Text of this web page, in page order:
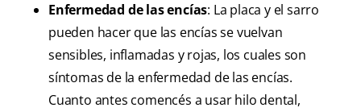
Enfermedad de las encías: La placa y el sarro
pueden hacer que las encías se vuelvan
sensibles, inflamadas y rojas, los cuales son
síntomas de la enfermedad de las encías.
Cuanto antes comencés a usar hilo dental,